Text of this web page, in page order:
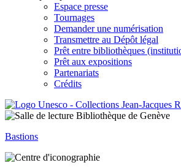
Espace presse
Tournages
Demander une numérisation
Transmettre au Dépôt légal
Prêt entre bibliothèques
Prêt aux expositions
Partenariats
Crédits
Bastions